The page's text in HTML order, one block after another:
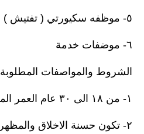
٥- موظفه سكيورتي ( تفتيش )
٦- موضفات خدمة
الشروط والمواصفات المطلوبة
١- من ١٨ الى ٣٠ عام العمر المطلوب
٢- تكون حسنة الاخلاق والمظهر